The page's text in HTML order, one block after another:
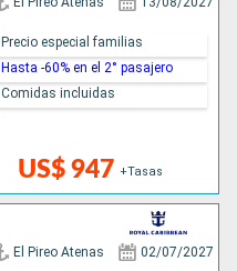
US$ 947 +Tasas
Precio especial familias
Hasta -60% en el 2° pasajero
Comidas incluidas
El Pireo Atenas 02/07/2027